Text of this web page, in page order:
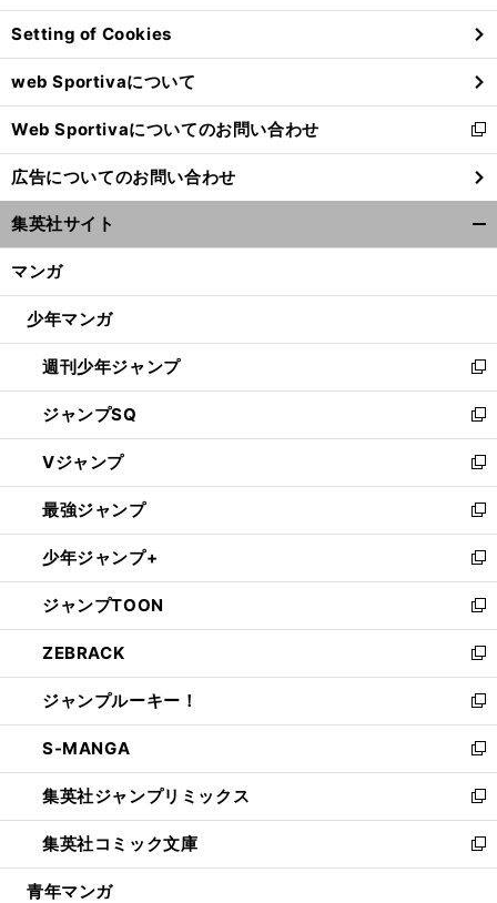
ン
ド
ウ
で
開
く
Setting of Cookies
web Sportivaについて
Web Sportivaについてのお問い合わせ
新
し
い
ウ
ィ
ン
ウ
開
く
広告についてのお問い合わせ
集英社サイト
マンガ
少年マンガ
週刊少年ジャンプ
新
し
い
ウ
ィ
ン
ド
ウ
で
開
く
ジャンプSQ
新
し
い
ウ
ィ
ン
ド
ウ
で
開
く
Vジャンプ
新
し
い
ウ
ィ
ン
ド
ウ
で
開
く
最強ジャンプ
新
し
い
ウ
ィ
ン
ド
ウ
で
開
く
少年ジャンプ+
新
し
い
ウ
ィ
ン
ド
ウ
で
開
く
ジャンプTOON
新
し
い
ウ
ィ
ン
ド
ウ
で
開
く
ZEBRACK
新
し
い
ウ
ィ
ン
ド
ウ
で
開
ジャンプルーキー！
新
し
い
ウ
ィ
ン
ド
ウ
S-MANGA
新
し
い
ウ
ィ
ン
集英社ジャンプリミックス
新
し
い
ウ
集英社コミック文庫
新
し
青年マンガ